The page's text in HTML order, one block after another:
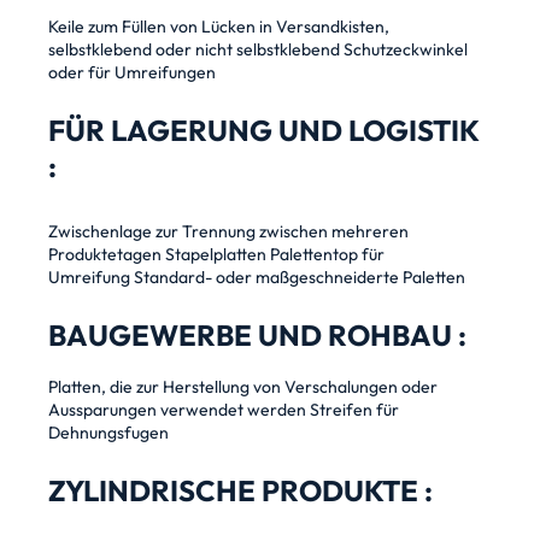
Keile zum Füllen von Lücken in Versandkisten,
selbstklebend oder nicht selbstklebendSchutzeckwinkel
oder für Umreifungen
FÜR LAGERUNG UND LOGISTIK
:
Zwischenlage zur Trennung zwischen mehreren
Produktetagen Stapelplatten Palettentop für
UmreifungStandard- oder maßgeschneiderte Paletten
BAUGEWERBE UND ROHBAU :
Platten, die zur Herstellung von Verschalungen oder
Aussparungen verwendet werden Streifen für
Dehnungsfugen
ZYLINDRISCHE PRODUKTE :